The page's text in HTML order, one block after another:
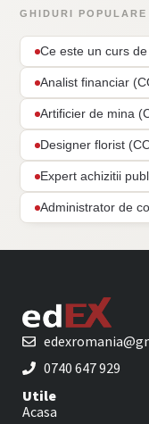
GHIDURI POPULARE
Ce este un curs
Analist financiar
Artificier de mina
Designer florist
Expert achizitii
Administrator de
0740 647 929
Utile
Acasa